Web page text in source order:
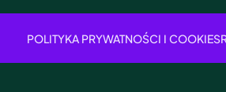
POLITYKA PRYWATNOŚCI I COOKIES